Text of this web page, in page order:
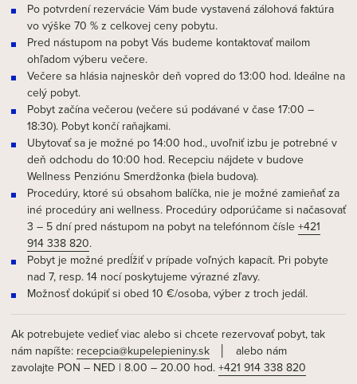
Po potvrdení rezervácie Vám bude vystavená zálohová faktúra
vo výške 70 % z celkovej ceny pobytu.
Pred nástupom na pobyt Vás budeme kontaktovať mailom
ohľadom výberu večere.
Večere sa hlásia najneskôr deň vopred do 13:00 hod. Ideálne na
celý pobyt.
Pobyt začína večerou (večere sú podávané v čase 17:00 –
18:30). Pobyt končí raňajkami.
Ubytovať sa je možné po 14:00 hod., uvoľniť izbu je potrebné v
deň odchodu do 10:00 hod. Recepciu nájdete v budove
Wellness Penziónu Smerdžonka (biela budova).
Procedúry, ktoré sú obsahom balíčka, nie je možné zamieňať za
iné procedúry ani wellness. Procedúry odporúčame si načasovať
3 – 5 dní pred nástupom na pobyt na telefónnom čísle +421
914 338 820.
Pobyt je možné predĺžiť v prípade voľných kapacít. Pri pobyte
nad 7, resp. 14 nocí poskytujeme výrazné zľavy.
Možnosť dokúpiť si obed 10 €/osoba, výber z troch jedál.
Ak potrebujete vedieť viac alebo si chcete rezervovať pobyt, tak
nám napíšte: recepcia@kupelepieniny.sk │ alebo nám
zavolajte PON – NED | 8.00 – 20.00 hod. +421 914 338 820